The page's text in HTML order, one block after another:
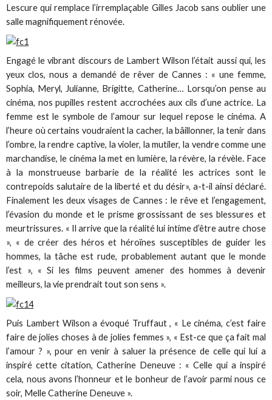
Lescure qui remplace l’irremplaçable Gilles Jacob sans oublier une
salle magnifiquement rénovée.
Engagé le vibrant discours de Lambert Wilson l’était aussi qui, les
yeux clos, nous a demandé de rêver de Cannes : « une femme,
Sophia, Meryl, Julianne, Brigitte, Catherine… Lorsqu’on pense au
cinéma, nos pupilles restent accrochées aux cils d’une actrice. La
femme est le symbole de l’amour sur lequel repose le cinéma. A
l’heure où certains voudraient la cacher, la bâillonner, la tenir dans
l’ombre, la rendre captive, la violer, la mutiler, la vendre comme une
marchandise, le cinéma la met en lumière, la révère, la révèle. Face
à la monstrueuse barbarie de la réalité les actrices sont le
contrepoids salutaire de la liberté et du désir», a-t-il ainsi déclaré.
Finalement les deux visages de Cannes : le rêve et l’engagement,
l’évasion du monde et le prisme grossissant de ses blessures et
meurtrissures. « Il arrive que la réalité lui intime d’être autre chose
», « de créer des héros et héroïnes susceptibles de guider les
hommes, la tâche est rude, probablement autant que le monde
l’est », « Si les films peuvent amener des hommes à devenir
meilleurs, la vie prendrait tout son sens ».
Puis Lambert Wilson a évoqué Truffaut , « Le cinéma, c’est faire
faire de jolies choses à de jolies femmes », « Est-ce que ça fait mal
l’amour ? », pour en venir à saluer la présence de celle qui lui a
inspiré cette citation, Catherine Deneuve : « Celle qui a inspiré
cela, nous avons l’honneur et le bonheur de l’avoir parmi nous ce
soir, Melle Catherine Deneuve ».